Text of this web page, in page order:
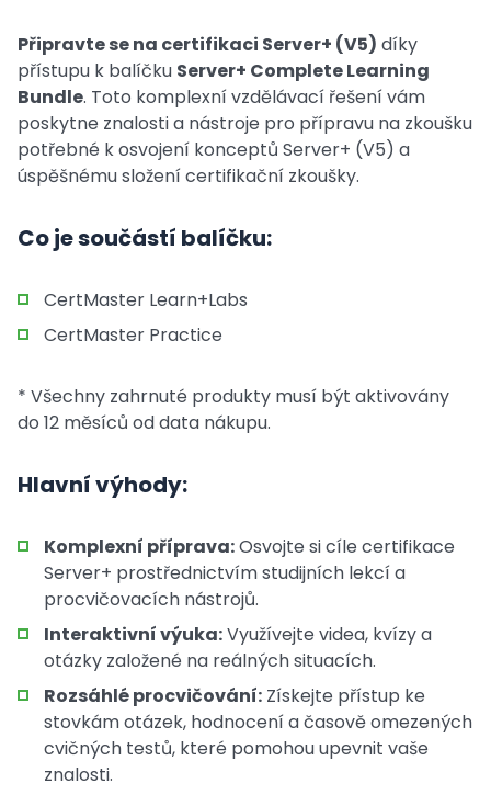
Připravte se na certifikaci Server+ (V5) díky
přístupu k balíčku Server+ Complete Learning
Bundle. Toto komplexní vzdělávací řešení vám
poskytne znalosti a nástroje pro přípravu na zkoušku
potřebné k osvojení konceptů Server+ (V5) a
úspěšnému složení certifikační zkoušky.
Co je součástí balíčku:
CertMaster Learn+Labs
CertMaster Practice
* Všechny zahrnuté produkty musí být aktivovány
do 12 měsíců od data nákupu.
Hlavní výhody:
Komplexní příprava:Osvojte si cíle certifikace
Server+ prostřednictvím studijních lekcí a
procvičovacích nástrojů.
Interaktivní výuka:Využívejte videa, kvízy a
otázky založené na reálných situacích.
Rozsáhlé procvičování: Získejte přístup ke
stovkám otázek, hodnocení a časově omezených
cvičných testů, které pomohou upevnit vaše
znalosti.